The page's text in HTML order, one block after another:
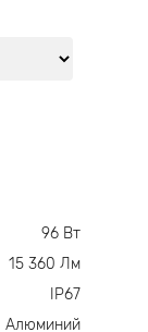
96 Вт
15 360 Лм
IP67
Алюминий